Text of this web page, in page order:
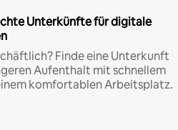
Unterkünfte für digitale
Finde eine Unterkunft
Aufenthalt mit schnellem
komfortablen Arbeitsplatz.